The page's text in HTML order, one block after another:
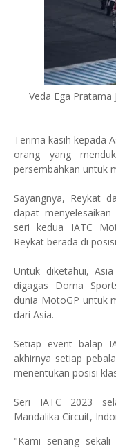
Veda Ega Pratama
Terima kasih kepada
orang yang
persembahkan untuk
Sayangnya, Reykat
dapat
seri kedua IATC
Reykat berada di
Untuk diketahui,
digagas Dorna
dunia MotoGP untuk
dari Asia.
Setiap event balap
akhirnya setiap
menentukan posisi
Seri IATC 2023
Mandalika Circuit,
"Kami senang